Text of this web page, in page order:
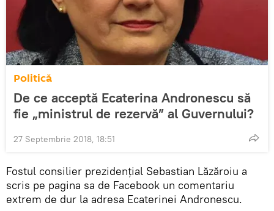
Politică
De ce acceptă Ecaterina Andronescu să
fie „ministrul de rezervă” al Guvernului?
27 Septembrie 2018, 18:51
Fostul consilier prezidenţial Sebastian Lăzăroiu a
scris pe pagina sa de Facebook un comentariu
extrem de dur la adresa Ecaterinei Andronescu.